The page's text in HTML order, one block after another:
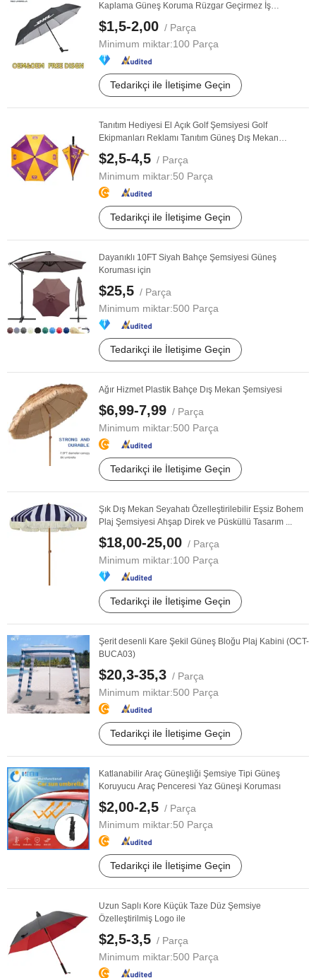
Kaplama Güneş Koruma Rüzgar Geçirmez İş
Şemsiyesi
$1,5-2,00 / Parça
Minimum miktar:100 Parça
Tedarikçi ile İletişime Geçin
Tanıtım Hediyesi El Açık Golf Şemsiyesi Golf
Ekipmanları Reklamı Tanıtım Güneş Dış Mekan
Şemsiyesi ...
$2,5-4,5 / Parça
Minimum miktar:50 Parça
Tedarikçi ile İletişime Geçin
Dayanıklı 10FT Siyah Bahçe Şemsiyesi Güneş
Koruması için
$25,5 / Parça
Minimum miktar:500 Parça
Tedarikçi ile İletişime Geçin
Ağır Hizmet Plastik Bahçe Dış Mekan Şemsiyesi
$6,99-7,99 / Parça
Minimum miktar:500 Parça
Tedarikçi ile İletişime Geçin
Şık Dış Mekan Seyahatı Özelleştirilebilir Eşsiz Bohem
Plaj Şemsiyesi Ahşap Direk ve Püsküllü Tasarım ...
$18,00-25,00 / Parça
Minimum miktar:100 Parça
Tedarikçi ile İletişime Geçin
Şerit desenli Kare Şekil Güneş Bloğu Plaj Kabini (OCT-
BUCA03)
$20,3-35,3 / Parça
Minimum miktar:500 Parça
Tedarikçi ile İletişime Geçin
Katlanabilir Araç Güneşliği Şemsiye Tipi Güneş
Koruyucu Araç Penceresi Yaz Güneşi Koruması
$2,00-2,5 / Parça
Minimum miktar:50 Parça
Tedarikçi ile İletişime Geçin
Uzun Saplı Kore Küçük Taze Düz Şemsiye
Özelleştirilmiş Logo ile
$2,5-3,5 / Parça
Minimum miktar:500 Parça